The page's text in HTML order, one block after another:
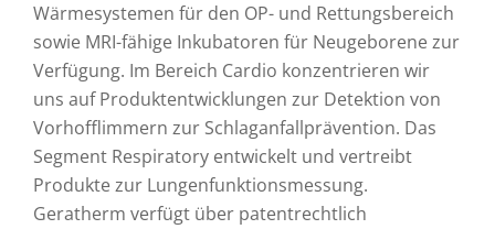
Wärmesystemen für den OP- und Rettungsbereich
sowie MRI-fähige Inkubatoren für Neugeborene zur
Verfügung. Im Bereich Cardio konzentrieren wir
uns auf Produktentwicklungen zur Detektion von
Vorhofflimmern zur Schlaganfallprävention. Das
Segment Respiratory entwickelt und vertreibt
Produkte zur Lungenfunktionsmessung.
Geratherm verfügt über patentrechtlich